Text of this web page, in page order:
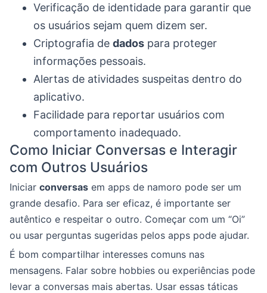
Verificação de identidade para garantir que
os usuários sejam quem dizem ser.
Criptografia de dados para proteger
informações pessoais.
Alertas de atividades suspeitas dentro do
aplicativo.
Facilidade para reportar usuários com
comportamento inadequado.
Como Iniciar Conversas e Interagir
com Outros Usuários
Iniciar conversas em apps de namoro pode ser um
grande desafio. Para ser eficaz, é importante ser
autêntico e respeitar o outro. Começar com um “Oi”
ou usar perguntas sugeridas pelos apps pode ajudar.
É bom compartilhar interesses comuns nas
mensagens. Falar sobre hobbies ou experiências pode
levar a conversas mais abertas. Usar essas táticas